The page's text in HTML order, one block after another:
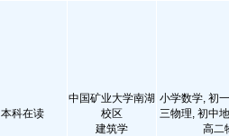
本科在读
中国矿业大学南湖
校区
建筑学
小学数学, 初
三物理, 初中
高二